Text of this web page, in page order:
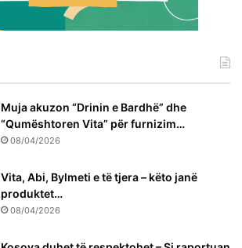
Muja akuzon “Drinin e Bardhë” dhe
“Qumështoren Vita” për furnizim…
08/04/2026
Vita, Abi, Bylmeti e të tjera – këto janë
produktet…
08/04/2026